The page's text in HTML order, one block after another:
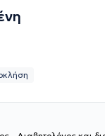
και διαθέτει
όπως
θυρεοειδούς,
πολυκυστικών
και της υπόφυσης,
της
στα τμήματα
College. Είναι μέλος
Αγγλίας (GMC)